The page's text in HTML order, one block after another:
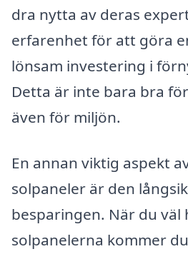
dra nytta av deras
erfarenhet för att göra
lönsam investering i
Detta är inte bara bra
även för miljön.
En annan viktig aspekt
solpaneler är den
besparingen. När du väl
solpanelerna kommer